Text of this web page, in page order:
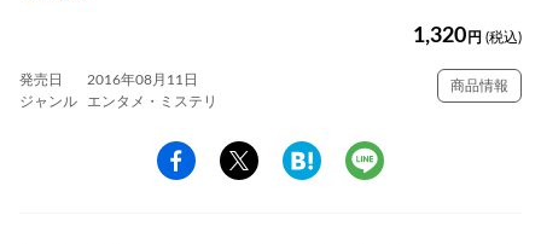
1,320 円 (税込)
発売日
2016年08月11日
ジャンル
エンタメ・ミステリ
商品情報